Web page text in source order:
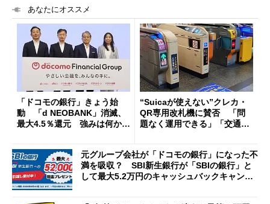
あなたにオススメ
「ドコモの銀行」きょう始
動 「d NEOBANK」消滅、
最大4.5％還元 強みは何か解
“Suicaが使えない”クレカ・
QR専用改札機に賛否 「問
題なく運用できる」「交通系I
元グループ会社が「ドコモの銀行」になった不
満を吸収？ SBI新生銀行が「SBIの銀行」と
して最大5.2万円のキャッシュバックキャンペ